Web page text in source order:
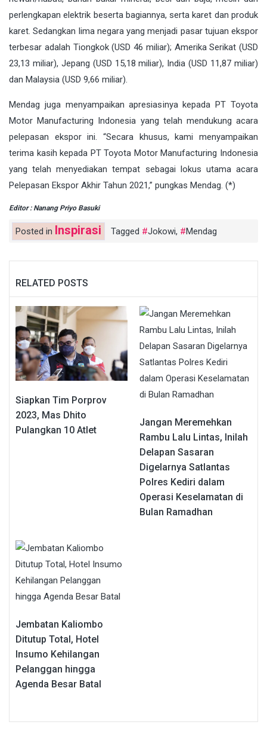
perlengkapan elektrik beserta bagiannya, serta karet dan produk
karet. Sedangkan lima negara yang menjadi pasar tujuan ekspor
terbesar adalah Tiongkok (USD 46 miliar); Amerika Serikat (USD
23,13 miliar), Jepang (USD 15,18 miliar), India (USD 11,87 miliar)
dan Malaysia (USD 9,66 miliar).
Mendag juga menyampaikan apresiasinya kepada PT Toyota
Motor Manufacturing Indonesia yang telah mendukung acara
pelepasan ekspor ini. “Secara khusus, kami menyampaikan
terima kasih kepada PT Toyota Motor Manufacturing Indonesia
yang telah menyediakan tempat sebagai lokus utama acara
Pelepasan Ekspor Akhir Tahun 2021,” pungkas Mendag. (*)
Editor : Nanang Priyo Basuki
Posted in Inspirasi Tagged Jokowi, Mendag
RELATED POSTS
Siapkan Tim Porprov
2023, Mas Dhito
Pulangkan 10 Atlet
Jangan Meremehkan
Rambu Lalu Lintas, Inilah
Delapan Sasaran
Digelarnya Satlantas
Polres Kediri dalam
Operasi Keselamatan di
Bulan Ramadhan
Jembatan Kaliombo
Ditutup Total, Hotel
Insumo Kehilangan
Pelanggan hingga
Agenda Besar Batal